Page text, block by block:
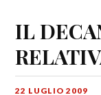
IL
22 LUGLIO 2009